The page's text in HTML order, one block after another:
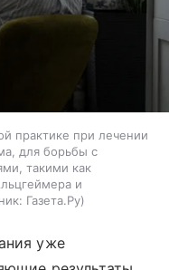
практике при лечении
для борьбы с
такими как
и
Газета.Ру
уже